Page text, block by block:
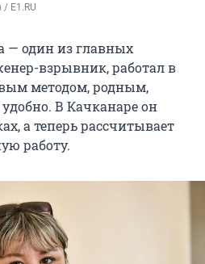
E1.RU
— один из главных
взрывник, работал в
методом, родным,
В Качканаре он
а теперь рассчитывает
работу.